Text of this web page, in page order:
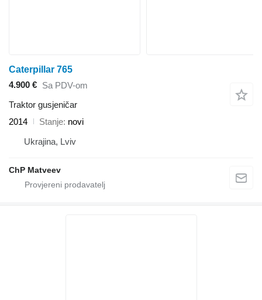
Caterpillar 765
4.900 € Sa PDV-om
Traktor gusjeničar
2014
Stanje novi
Ukrajina, Lviv
ChP Matveev